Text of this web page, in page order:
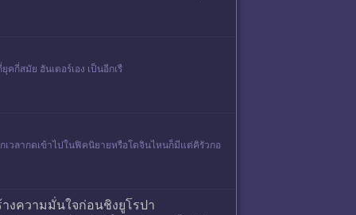
กี่สมัย ฮันเตอร์เอง เป็นอีกเรื
เวลากดเข้าไปในฟิคนิยายหรือโดจินไหนก็มีแต่คิรัวกอ
งความมั่นใจก่อนชิงยูโรปา